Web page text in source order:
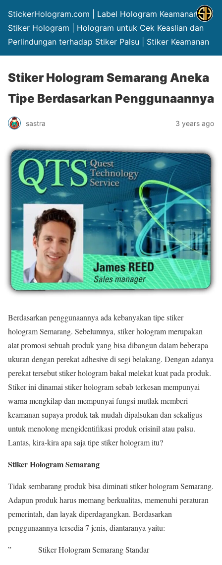
StickerHologram.com | Label Hologram Keamanan |
Stiker Hologram | Hologram untuk Cek Keaslian dan
Perlindungan terhadap Stiker Palsu | Stiker Keamanan
Stiker Hologram Semarang Aneka
Tipe Berdasarkan Penggunaannya
sastra 3 years ago
Berdasarkan penggunaannya ada kebanyakan tipe stiker
hologram Semarang. Sebelumnya, stiker hologram merupakan
alat promosi sebuah produk yang bisa dibangun dalam beberapa
ukuran dengan perekat adhesive di segi belakang. Dengan adanya
perekat tersebut stiker hologram bakal melekat kuat pada produk.
Stiker ini dinamai stiker hologram sebab terkesan mempunyai
warna mengkilap dan mempunyai fungsi mutlak memberi
keamanan supaya produk tak mudah dipalsukan dan sekaligus
untuk menolong mengidentifikasi produk orisinil atau palsu.
Lantas, kira-kira apa saja tipe stiker hologram itu?
Stiker Hologram Semarang
Tidak sembarang produk bisa diminati stiker hologram Semarang.
Adapun produk harus memang berkualitas, memenuhi peraturan
pemerintah, dan layak diperdagangkan. Berdasarkan
penggunaannya tersedia 7 jenis, diantaranya yaitu:
” Stiker Hologram Semarang Standar